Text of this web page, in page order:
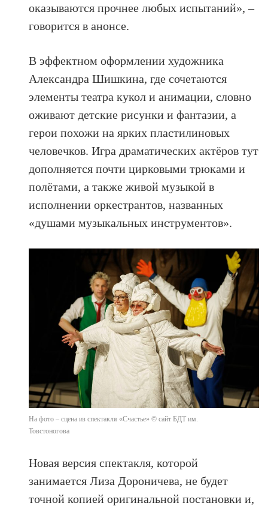
оказываются прочнее любых испытаний», –
говорится в анонсе.
В эффектном оформлении художника
Александра Шишкина, где сочетаются
элементы театра кукол и анимации, словно
оживают детские рисунки и фантазии, а
герои похожи на ярких пластилиновых
человечков. Игра драматических актёров тут
дополняется почти цирковыми трюками и
полётами, а также живой музыкой в
исполнении оркестрантов, названных
«душами музыкальных инструментов».
На фото – сцена из спектакля «Счастье» © сайт БДТ им.
Товстоногова
Новая версия спектакля, которой
занимается Лиза Дороничева, не будет
точной копией оригинальной постановки и,